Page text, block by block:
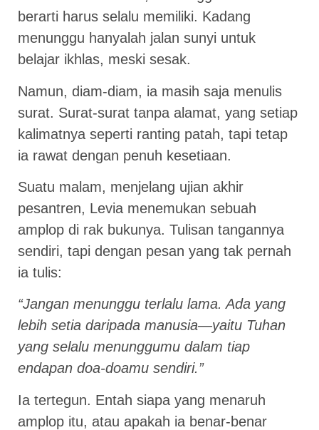
berarti harus selalu memiliki. Kadang
menunggu hanyalah jalan sunyi untuk
belajar ikhlas, meski sesak.
Namun, diam-diam, ia masih saja menulis
surat. Surat-surat tanpa alamat, yang setiap
kalimatnya seperti ranting patah, tapi tetap
ia rawat dengan penuh kesetiaan.
Suatu malam, menjelang ujian akhir
pesantren, Levia menemukan sebuah
amplop di rak bukunya. Tulisan tangannya
sendiri, tapi dengan pesan yang tak pernah
ia tulis:
“Jangan menunggu terlalu lama. Ada yang
lebih setia daripada manusia—yaitu Tuhan
yang selalu menunggumu dalam tiap
endapan doa-doamu sendiri.”
Ia tertegun. Entah siapa yang menaruh
amplop itu, atau apakah ia benar-benar